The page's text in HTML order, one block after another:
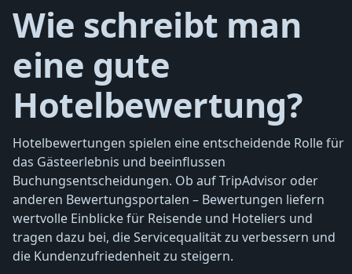
Wie schreibt man
eine gute
Hotelbewertung?
Hotelbewertungen spielen eine entscheidende Rolle für
das Gästeerlebnis und beeinflussen
Buchungsentscheidungen. Ob auf TripAdvisor oder
anderen Bewertungsportalen – Bewertungen liefern
wertvolle Einblicke für Reisende und Hoteliers und
tragen dazu bei, die Servicequalität zu verbessern und
die Kundenzufriedenheit zu steigern.